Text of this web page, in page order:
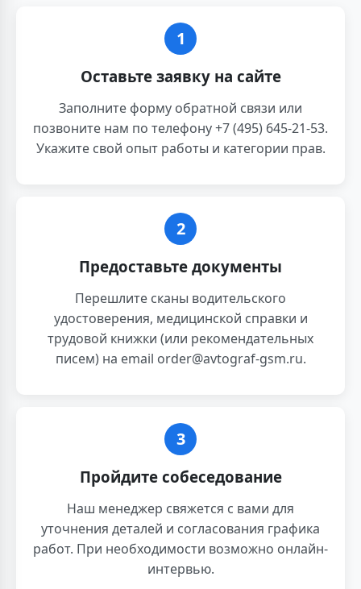
1
Оставьте заявку на сайте
Заполните форму обратной связи или
позвоните нам по телефону +7 (495) 645-21-53.
Укажите свой опыт работы и категории прав.
2
Предоставьте документы
Перешлите сканы водительского
удостоверения, медицинской справки и
трудовой книжки (или рекомендательных
писем) на email order@avtograf-gsm.ru.
3
Пройдите собеседование
Наш менеджер свяжется с вами для
уточнения деталей и согласования графика
работ. При необходимости возможно онлайн-
интервью.